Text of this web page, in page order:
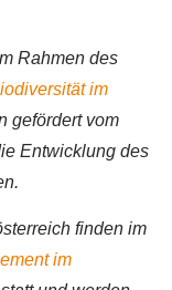
Rahmen des
im
gefördert vom
Entwicklung des
finden im
im